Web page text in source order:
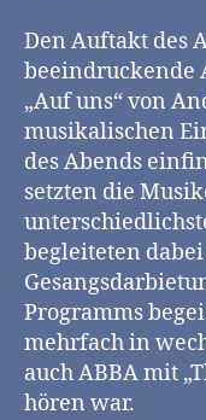
Den Auftakt des
beeindruckende
„Auf uns“ von
musikalischen
des Abends
setzten die
begleiteten
Programms
mehrfach in
auch ABBA mit
hören war.